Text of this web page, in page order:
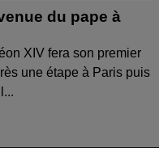
du pape à
XIV fera son premier
une étape à Paris puis